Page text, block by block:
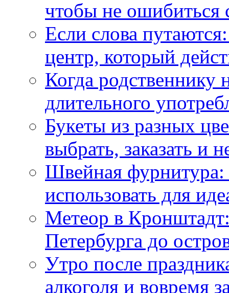
чтобы не ошибиться
Если слова
центр, который
Когда
длительного
Букеты из разных
выбрать, заказать и
Швейная фурнитура:
использовать для
Метеор в
Петербурга до
Утро после
алкоголя и вовремя